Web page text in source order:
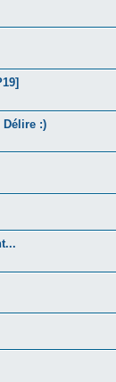
Délire :)